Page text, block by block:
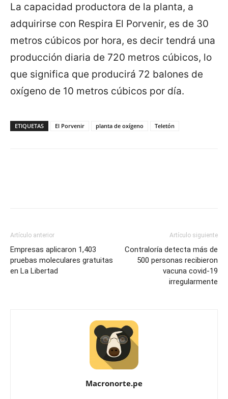
La capacidad productora de la planta, a
adquirirse con Respira El Porvenir, es de 30
metros cúbicos por hora, es decir tendrá una
producción diaria de 720 metros cúbicos, lo
que significa que producirá 72 balones de
oxígeno de 10 metros cúbicos por día.
ETIQUETAS El Porvenir planta de oxígeno Teletón
Artículo anterior
Empresas aplicaron 1,403
pruebas moleculares gratuitas
en La Libertad
Artículo siguiente
Contraloría detecta más de
500 personas recibieron
vacuna covid-19
irregularmente
Macronorte.pe